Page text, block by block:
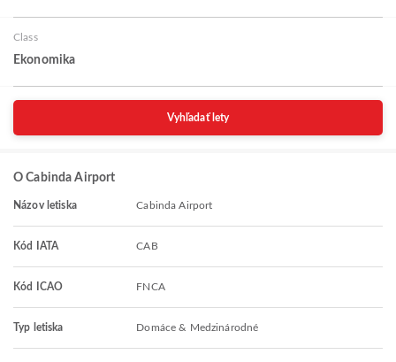
Class
Ekonomika
Vyhľadať lety
O Cabinda Airport
Názov letiska Cabinda Airport
Kód IATA CAB
Kód ICAO FNCA
Typ letiska Domáce & Medzinárodné